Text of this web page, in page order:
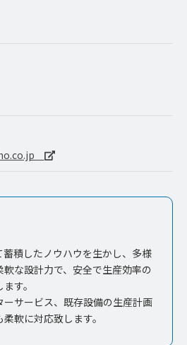
積したノウハウを生かし、多様
な設計力で、安全で生産効率の
す。
ーサービス、既存設備の生産計画
軟に対応致します。